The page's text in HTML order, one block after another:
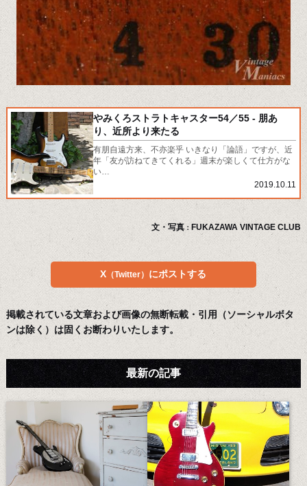
やみくろストラトキャスター54／55 - 朋あ
り、近所より来たる
有朋自遠方来、不亦楽乎 いきなり「論語」ですが、近
年「友が訪ねてきてくれる」週末が楽しくて仕方がな
い…
2019.10.11
文・写真 ： FUKAZAWA VINTAGE CLUB
X （Twitter） にポストする
掲載されている文章および画像の無断転載・引用（ソーシャルボタ
ンは除く）は固くお断わりいたします。
最新の記事